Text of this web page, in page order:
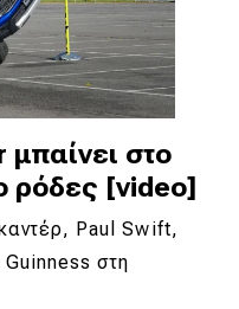
στo
ρόδες [video]
Paul Swift,
στη